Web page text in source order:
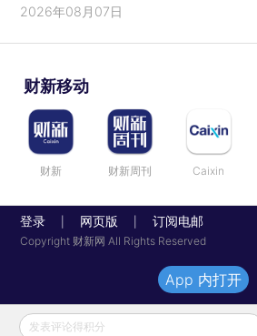
2026年08月07日
财新移动
财新 财新周刊 Caixin
登录 网页版 订阅电邮
Copyright 财新网 All Rights Reserved
发表评论得积分
App 内打开